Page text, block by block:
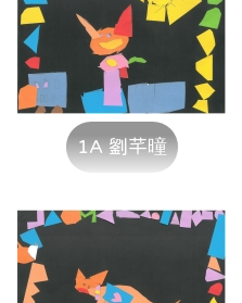
1A 劉芊曈